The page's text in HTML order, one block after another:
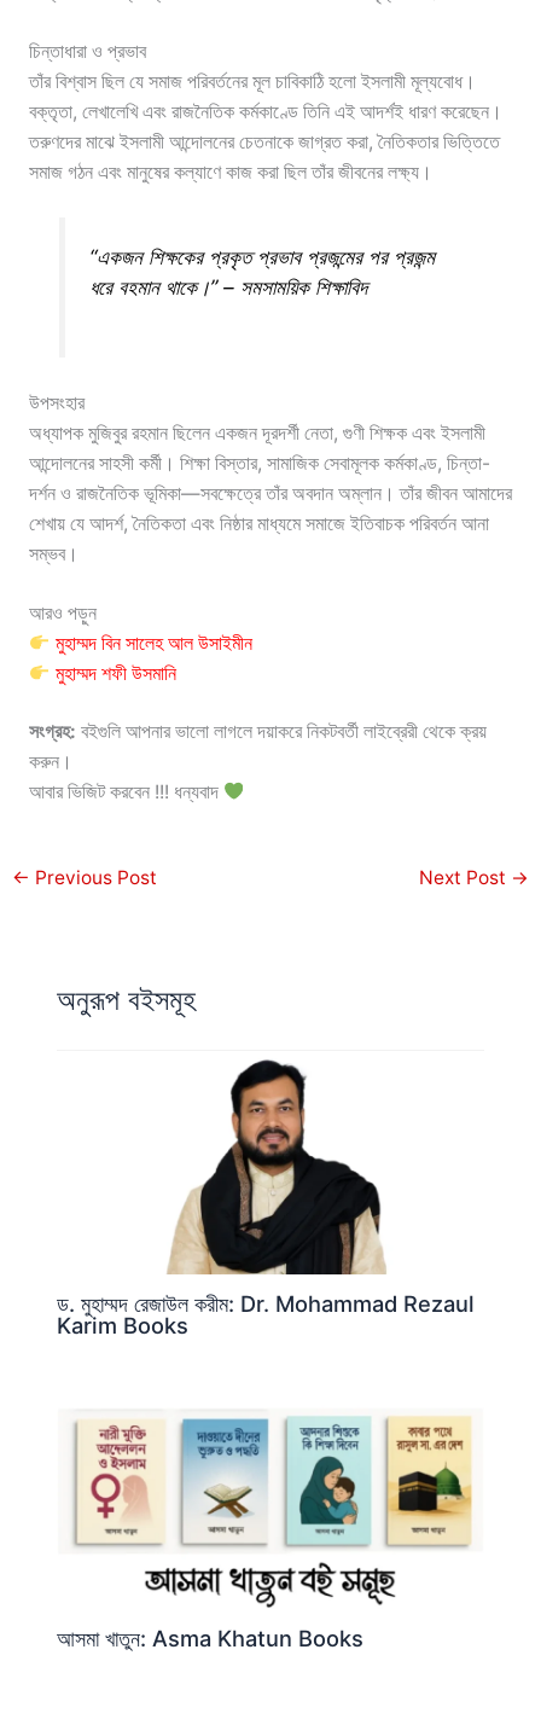
চিন্তাধারা ও প্রভাব
তাঁর বিশ্বাস ছিল যে সমাজ পরিবর্তনের মূল চাবিকাঠি হলো ইসলামী মূল্যবোধ।
বক্তৃতা, লেখালেখি এবং রাজনৈতিক কর্মকাণ্ডে তিনি এই আদর্শই ধারণ করেছেন।
তরুণদের মাঝে ইসলামী আন্দোলনের চেতনাকে জাগ্রত করা, নৈতিকতার ভিত্তিতে
সমাজ গঠন এবং মানুষের কল্যাণে কাজ করা ছিল তাঁর জীবনের লক্ষ্য।
“একজন শিক্ষকের প্রকৃত প্রভাব প্রজন্মের পর প্রজন্ম
ধরে বহমান থাকে।” – সমসাময়িক শিক্ষাবিদ
উপসংহার
অধ্যাপক মুজিবুর রহমান ছিলেন একজন দূরদর্শী নেতা, গুণী শিক্ষক এবং ইসলামী
আন্দোলনের সাহসী কর্মী। শিক্ষা বিস্তার, সামাজিক সেবামূলক কর্মকাণ্ড, চিন্তা-
দর্শন ও রাজনৈতিক ভূমিকা—সবক্ষেত্রে তাঁর অবদান অম্লান। তাঁর জীবন আমাদের
শেখায় যে আদর্শ, নৈতিকতা এবং নিষ্ঠার মাধ্যমে সমাজে ইতিবাচক পরিবর্তন আনা
সম্ভব।
আরও পড়ুন
মুহাম্মদ বিন সালেহ আল উসাইমীন
মুহাম্মদ শফী উসমানি
সংগ্রহ: বইগুলি আপনার ভালো লাগলে দয়াকরে নিকটবর্তী লাইব্রেরী থেকে ক্রয়
করুন।
আবার ভিজিট করবেন !!! ধন্যবাদ
← Previous Post Next Post →
অনুরূপ বইসমূহ
ড. মুহাম্মদ রেজাউল করীম: Dr. Mohammad Rezaul
Karim Books
আসমা খাতুন: Asma Khatun Books